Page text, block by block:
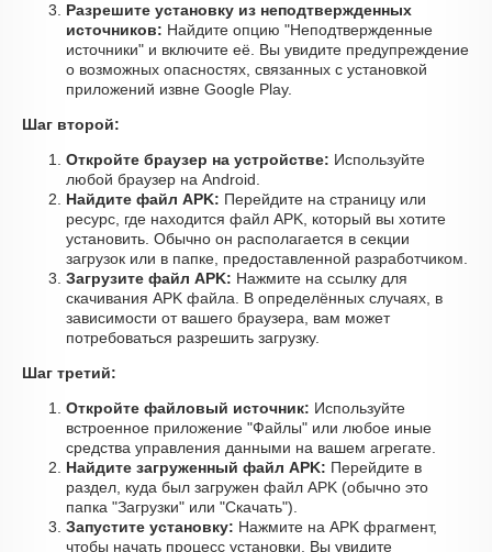
Разрешите установку из неподтвержденных
источников: Найдите опцию "Неподтвержденные
источники" и включите её. Вы увидите предупреждение
о возможных опасностях, связанных с установкой
приложений извне Google Play.
Шаг второй:
Откройте браузер на устройстве: Используйте
любой браузер на Android.
Найдите файл APK: Перейдите на страницу или
ресурс, где находится файл APK, который вы хотите
установить. Обычно он располагается в секции
загрузок или в папке, предоставленной разработчиком.
Загрузите файл APK: Нажмите на ссылку для
скачивания APK файла. В определённых случаях, в
зависимости от вашего браузера, вам может
потребоваться разрешить загрузку.
Шаг третий:
Откройте файловый источник: Используйте
встроенное приложение "Файлы" или любое иные
средства управления данными на вашем агрегате.
Найдите загруженный файл APK: Перейдите в
раздел, куда был загружен файл APK (обычно это
папка "Загрузки" или "Скачать").
Запустите установку: Нажмите на APK фрагмент,
чтобы начать процесс установки. Вы увидите